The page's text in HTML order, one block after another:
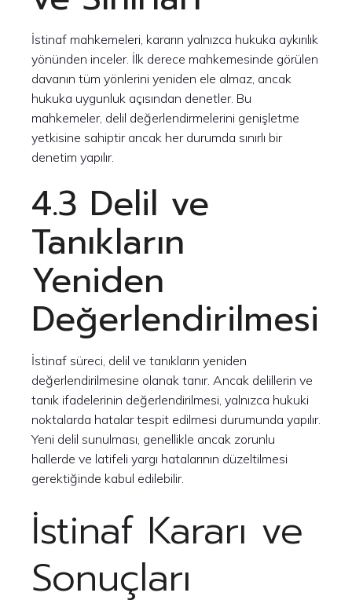
İstinaf mahkemeleri, kararın yalnızca hukuka aykırılık
yönünden inceler. İlk derece mahkemesinde görülen
davanın tüm yönlerini yeniden ele almaz, ancak
hukuka uygunluk açısından denetler. Bu
mahkemeler, delil değerlendirmelerini genişletme
yetkisine sahiptir ancak her durumda sınırlı bir
denetim yapılır.
4.3 Delil ve
Tanıkların
Yeniden
Değerlendirilmesi
İstinaf süreci, delil ve tanıkların yeniden
değerlendirilmesine olanak tanır. Ancak delillerin ve
tanık ifadelerinin değerlendirilmesi, yalnızca hukuki
noktalarda hatalar tespit edilmesi durumunda yapılır.
Yeni delil sunulması, genellikle ancak zorunlu
hallerde ve latifeli yargı hatalarının düzeltilmesi
gerektiğinde kabul edilebilir.
İstinaf Kararı ve
Sonuçları